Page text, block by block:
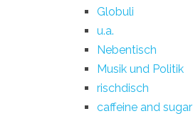
Globuli
u.a.
Nebentisch
Musik und Politik
rischdisch
caffeine and sugar